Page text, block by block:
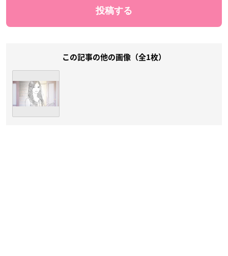
この記事の他の画像（全1枚）